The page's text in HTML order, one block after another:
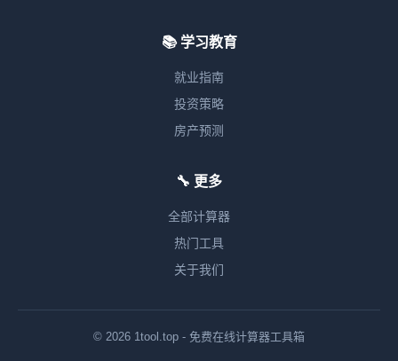
📚 学习教育
就业指南
投资策略
房产预测
🔧 更多
全部计算器
热门工具
关于我们
© 2026 1tool.top - 免费在线计算器工具箱